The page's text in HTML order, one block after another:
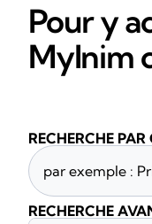
Pour y
MyInim
RECHERCHE
RECHERCHE